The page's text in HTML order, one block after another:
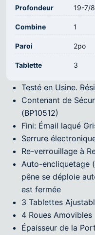
Profondeur 19-7/
Combine 1
Paroi 2po
Tablette 3
Testé en Usine.
Contenant de
(BP10512)
Fini: Émail laqué
Serrure
Re-verrouillage à
Auto-encliquetage
pêne se déploie
est fermée
3 Tablettes
4 Roues Amovibles
Épaisseur de la